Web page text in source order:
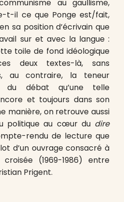
au gaullisme,
t-il ce que Ponge est/fait,
sa position d’écrivain que
sur et avec la langue :
toile de fond idéologique
deux textes-là, sans
au contraire, la teneur
du débat qu’une telle
et toujours dans son
manière, on retrouve aussi
politique au cœur du dire
rendu de lecture que
d’un ouvrage consacré à
(1969-1986) entre
Prigent.